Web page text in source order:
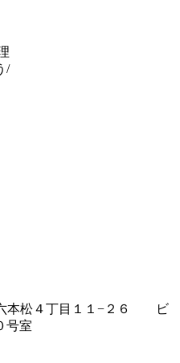
/
六本松４丁目１１−２６ ビ
号室